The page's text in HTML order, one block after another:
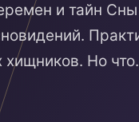
и тайн
хищников. Но